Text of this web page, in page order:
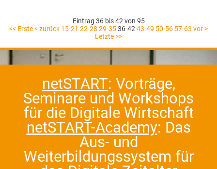
Eintrag 36 bis 42 von 95
<< Erste< zurück 15-21 22-28 29-3536-42 43-49 50-56 57-63 vor >
Letzte >>
netSTART: Vorträge,
Seminare und Workshops
für die Digitale Wirtschaft
netSTART-Academy: Das
Aus- und
Weiterbildungssystem für